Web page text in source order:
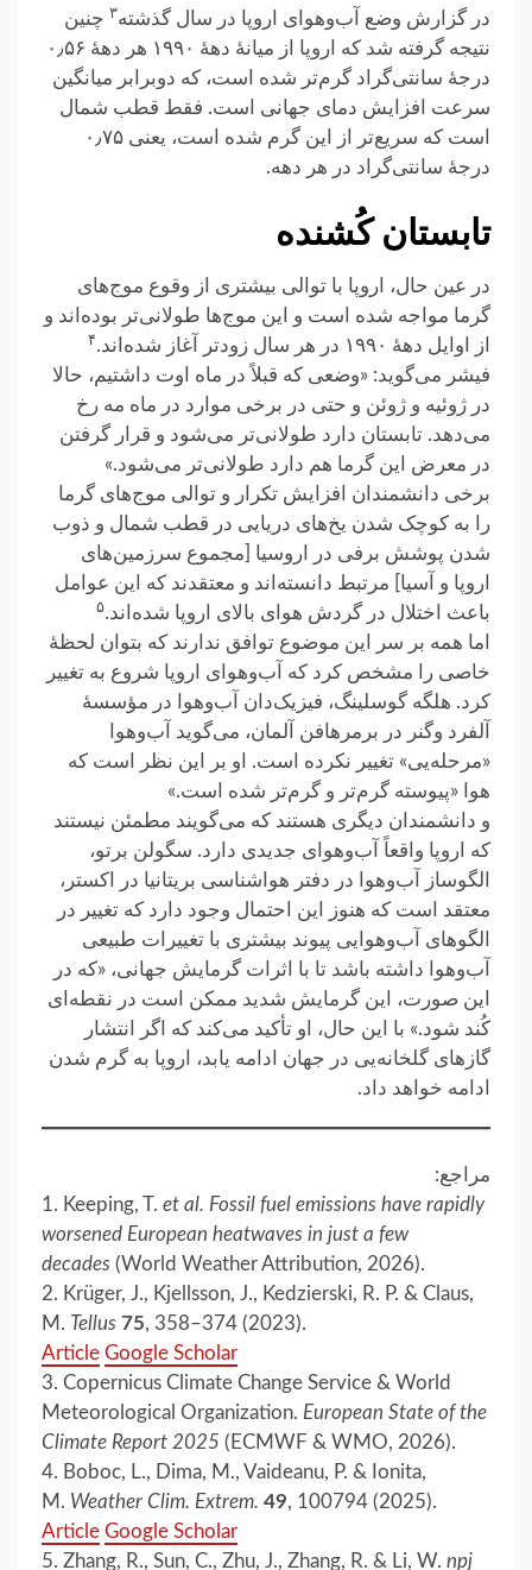
در گزارش وضع آب‌وهوای اروپا در سال گذشته۳ چنین
نتیجه گرفته شد که اروپا از میانهٔ دههٔ ۱۹۹۰ هر دههٔ ۰٫۵۶
درجهٔ سانتی‌گراد گرم‌تر شده است، که دوبرابر میانگین
سرعت افزایش دمای جهانی است. فقط قطب شمال
است که سریع‌تر از این گرم شده است، یعنی ۰٫۷۵
درجهٔ سانتی‌گراد در هر دهه.
تابستان کُشنده
در عین حال، اروپا با توالی بیشتری از وقوع موج‌های
گرما مواجه شده است و این موج‌ها طولانی‌تر بوده‌اند و
از اوایل دههٔ ۱۹۹۰ در هر سال زودتر آغاز شده‌اند.
۴
فیشر می‌گوید: «وضعی که قبلاً در ماه اوت داشتیم، حالا
در ژوئیه و ژوئن و حتی در برخی موارد در ماه مه رخ
می‌دهد. تابستان دارد طولانی‌تر می‌شود و قرار گرفتن
در معرض این گرما هم دارد طولانی‌تر می‌شود.»
برخی دانشمندان افزایش تکرار و توالی موج‌های گرما
را به کوچک شدن یخ‌های دریایی در قطب شمال و ذوب
شدن پوشش برفی در اروسیا [مجموع سرزمین‌های
اروپا و آسیا] مرتبط دانسته‌اند و معتقدند که این عوامل
باعث اختلال در گردش هوای بالای اروپا شده‌اند.۵
اما همه بر سر این موضوع توافق ندارند که بتوان لحظهٔ
خاصی را مشخص کرد که آب‌وهوای اروپا شروع به تغییر
کرد. هلگه گوسلینگ، فیزیک‌دان آب‌وهوا در مؤسسهٔ
آلفرد وگنر در برمرهافن آلمان، می‌گوید آب‌وهوا
«مرحله‌یی» تغییر نکرده است. او بر این نظر است که
هوا «پیوسته گرم‌تر و گرم‌تر شده است.»
و دانشمندان دیگری هستند که می‌گویند مطمئن نیستند
که اروپا واقعاً آب‌وهوای جدیدی دارد. سگولن برتو،
الگوساز آب‌وهوا در دفتر هواشناسی بریتانیا در اکستر،
معتقد است که هنوز این احتمال وجود دارد که تغییر در
الگوهای آب‌وهوایی پیوند بیشتری با تغییرات طبیعی
آب‌وهوا داشته باشد تا با اثرات گرمایش جهانی، «که در
این صورت، این گرمایش شدید ممکن است در نقطه‌ای
کُند شود.» با این حال، او تأکید می‌کند که اگر انتشار
گازهای گلخانه‌یی در جهان ادامه یابد، اروپا به گرم شدن
ادامه خواهد داد.
مراجع:
1. Keeping, T. et al. Fossil fuel emissions have rapidly
worsened European heatwaves in just a few
decades (World Weather Attribution, 2026).
2. Krüger, J., Kjellsson, J., Kedzierski, R. P. & Claus,
M. Tellus 75, 358–374 (2023).
Article Google Scholar
3. Copernicus Climate Change Service & World
Meteorological Organization. European State of the
Climate Report 2025 (ECMWF & WMO, 2026).
4. Boboc, L., Dima, M., Vaideanu, P. & Ionita,
M. Weather Clim. Extrem. 49, 100794 (2025).
Article Google Scholar
5. Zhang, R., Sun, C., Zhu, J., Zhang, R. & Li, W. npj